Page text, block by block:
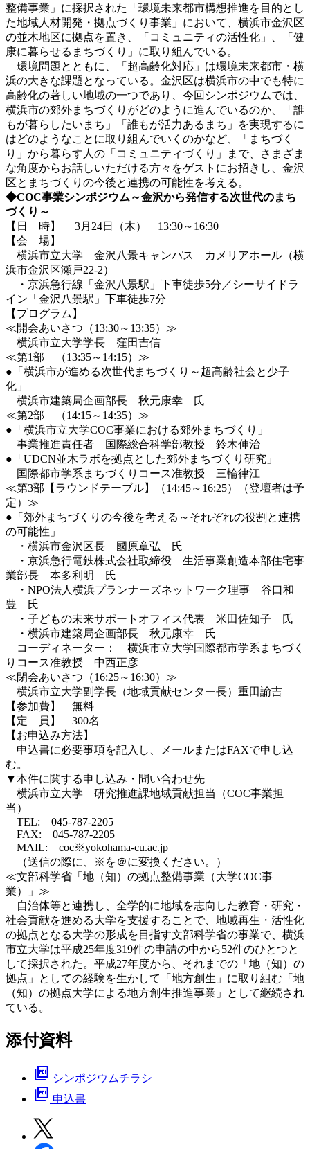
整備事業」に採択された「環境未来都市構想推進を目的とし
た地域人材開発・拠点づくり事業」において、横浜市金沢区
の並木地区に拠点を置き、「コミュニティの活性化」、「健
康に暮らせるまちづくり」に取り組んでいる。
環境問題とともに、「超高齢化対応」は環境未来都市・横
浜の大きな課題となっている。金沢区は横浜市の中でも特に
高齢化の著しい地域の一つであり、今回シンポジウムでは、
横浜市の郊外まちづくりがどのように進んでいるのか、「誰
もが暮らしたいまち」「誰もが活力あるまち」を実現するに
はどのようなことに取り組んでいくのかなど、「まちづく
り」から暮らす人の「コミュニティづくり」まで、さまざま
な角度からお話しいただける方々をゲストにお招きし、金沢
区とまちづくりの今後と連携の可能性を考える。
◆COC事業シンポジウム～金沢から発信する次世代のまち
づくり～
【日 時】 3月24日（木） 13:30～16:30
【会 場】
横浜市立大学 金沢八景キャンパス カメリアホール（横
浜市金沢区瀬戸22-2）
・京浜急行線「金沢八景駅」下車徒歩5分／シーサイドラ
イン「金沢八景駅」下車徒歩7分
【プログラム】
≪開会あいさつ（13:30～13:35）≫
横浜市立大学学長 窪田吉信
≪第1部 （13:35～14:15）≫
●「横浜市が進める次世代まちづくり～超高齢社会と少子
化」
横浜市建築局企画部長 秋元康幸 氏
≪第2部 （14:15～14:35）≫
●「横浜市立大学COC事業における郊外まちづくり」
事業推進責任者 国際総合科学部教授 鈴木伸治
●「UDCN並木ラボを拠点とした郊外まちづくり研究」
国際都市学系まちづくりコース准教授 三輪律江
≪第3部【ラウンドテーブル】（14:45～16:25）（登壇者は予
定）≫
●「郊外まちづくりの今後を考える～それぞれの役割と連携
の可能性」
・横浜市金沢区長 國原章弘 氏
・京浜急行電鉄株式会社取締役 生活事業創造本部住宅事
業部長 本多利明 氏
・NPO法人横浜プランナーズネットワーク理事 谷口和
豊 氏
・子どもの未来サポートオフィス代表 米田佐知子 氏
・横浜市建築局企画部長 秋元康幸 氏
コーディネーター： 横浜市立大学国際都市学系まちづく
りコース准教授 中西正彦
≪閉会あいさつ（16:25～16:30）≫
横浜市立大学副学長（地域貢献センター長）重田諭吉
【参加費】 無料
【定 員】 300名
【お申込み方法】
申込書に必要事項を記入し、メールまたはFAXで申し込
む。
▼本件に関する申し込み・問い合わせ先
横浜市立大学 研究推進課地域貢献担当（COC事業担
当）
TEL: 045-787-2205
FAX: 045-787-2205
MAIL: coc※yokohama-cu.ac.jp
（送信の際に、※を＠に変換ください。）
≪文部科学省「地（知）の拠点整備事業（大学COC事
業）」≫
自治体等と連携し、全学的に地域を志向した教育・研究・
社会貢献を進める大学を支援することで、地域再生・活性化
の拠点となる大学の形成を目指す文部科学省の事業で、横浜
市立大学は平成25年度319件の申請の中から52件のひとつと
して採択された。平成27年度から、それまでの「地（知）の
拠点」としての経験を生かして「地方創生」に取り組む「地
（知）の拠点大学による地方創生推進事業」として継続され
ている。
添付資料
picture_as_pdf シンポジウムチラシ
picture_as_pdf 申込書